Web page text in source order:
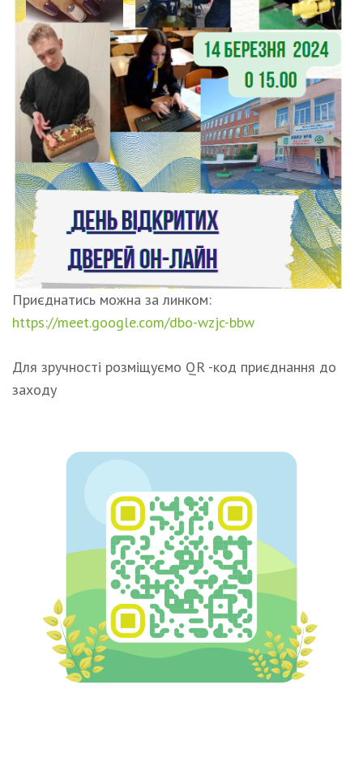
Приєднатись можна за линком:
https://meet.google.com/dbo-wzjc-bbw
Для зручності розміщуємо QR -код приєднання до
заходу